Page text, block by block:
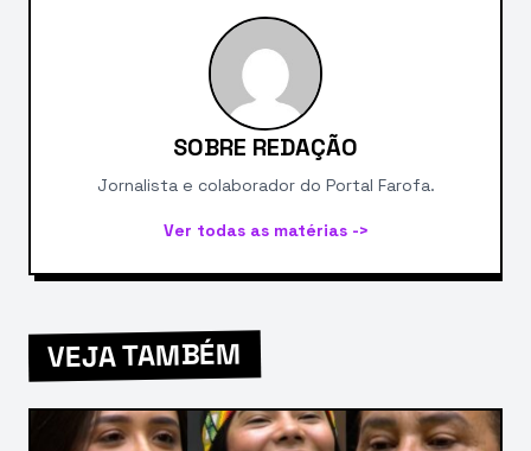
SOBRE REDAÇÃO
Jornalista e colaborador do Portal Farofa.
Ver todas as matérias ->
VEJA TAMBÉM